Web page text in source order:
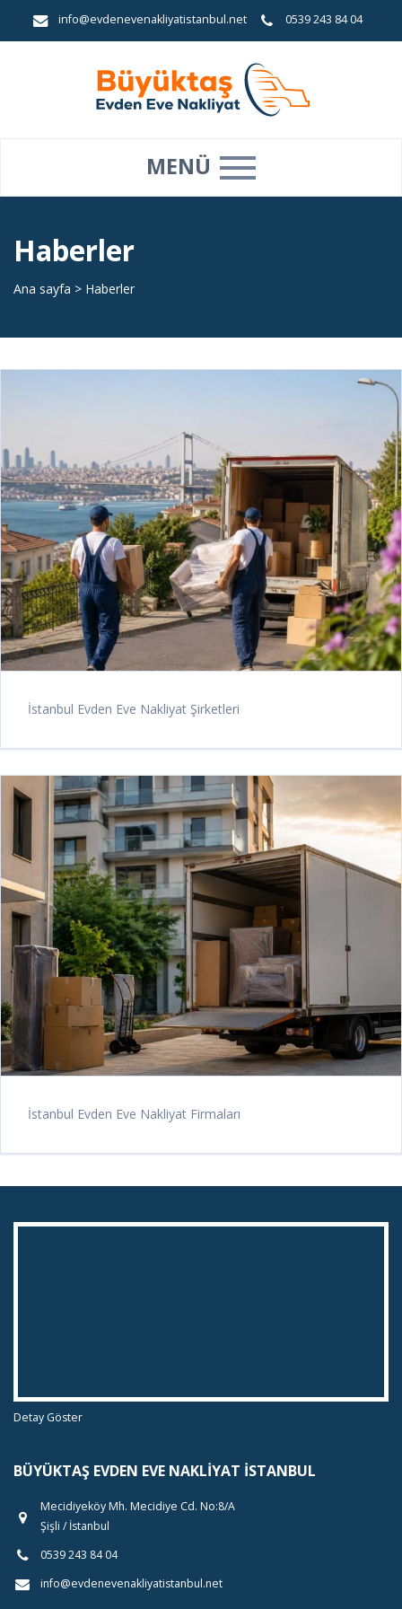
info@evdenevenakliyatistanbul.net 0539 243 84 04
MENÜ
Haberler
Ana sayfa > Haberler
İstanbul Evden Eve Nakliyat Şirketleri
İstanbul Evden Eve Nakliyat Firmaları
Detay Göster
BÜYÜKTAŞ EVDEN EVE NAKLIYAT İSTANBUL
Mecidiyeköy Mh. Mecidiye Cd. No:8/A
Şişli / İstanbul
0539 243 84 04
info@evdenevenakliyatistanbul.net